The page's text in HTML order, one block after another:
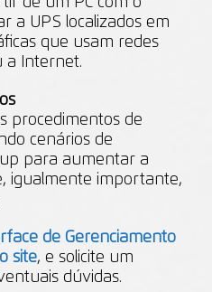
a UPS localizados em
que usam redes
a Internet.
procedimentos de
cenários de
para aumentar a
igualmente importante,
de Gerenciamento
site, e solicite um
dúvidas.